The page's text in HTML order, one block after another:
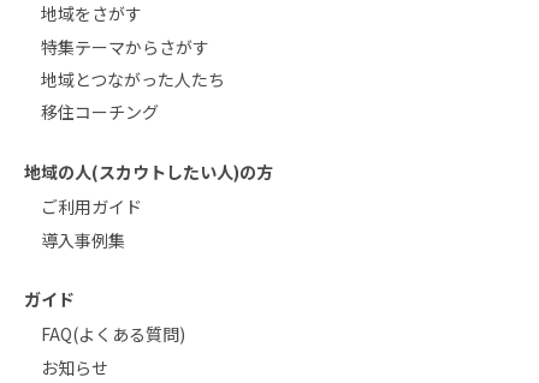
地域をさがす
特集テーマからさがす
地域とつながった人たち
移住コーチング
地域の人(スカウトしたい人)の方
ご利用ガイド
導入事例集
ガイド
FAQ(よくある質問)
お知らせ